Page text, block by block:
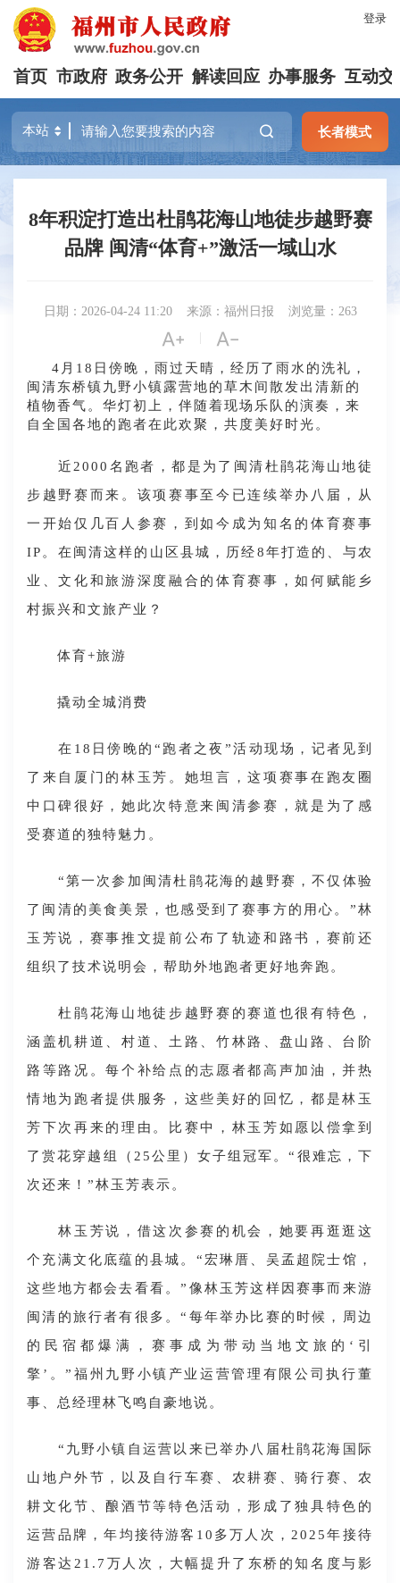
登录
首页 市政府 政务公开 解读回应 办事服务 互动交
长者模式
8年积淀打造出杜鹃花海山地徒步越野赛
品牌 闽清“体育+”激活一域山水
日期：2026-04-24 11:20 来源：福州日报 浏览量：263
 | 
4月18日傍晚，雨过天晴，经历了雨水的洗礼，
闽清东桥镇九野小镇露营地的草木间散发出清新的
植物香气。华灯初上，伴随着现场乐队的演奏，来
自全国各地的跑者在此欢聚，共度美好时光。
近2000名跑者，都是为了闽清杜鹃花海山地徒
步越野赛而来。该项赛事至今已连续举办八届，从
一开始仅几百人参赛，到如今成为知名的体育赛事
IP。在闽清这样的山区县城，历经8年打造的、与农
业、文化和旅游深度融合的体育赛事，如何赋能乡
村振兴和文旅产业？
体育+旅游
撬动全城消费
在18日傍晚的“跑者之夜”活动现场，记者见到
了来自厦门的林玉芳。她坦言，这项赛事在跑友圈
中口碑很好，她此次特意来闽清参赛，就是为了感
受赛道的独特魅力。
“第一次参加闽清杜鹃花海的越野赛，不仅体验
了闽清的美食美景，也感受到了赛事方的用心。”林
玉芳说，赛事推文提前公布了轨迹和路书，赛前还
组织了技术说明会，帮助外地跑者更好地奔跑。
杜鹃花海山地徒步越野赛的赛道也很有特色，
涵盖机耕道、村道、土路、竹林路、盘山路、台阶
路等路况。每个补给点的志愿者都高声加油，并热
情地为跑者提供服务，这些美好的回忆，都是林玉
芳下次再来的理由。比赛中，林玉芳如愿以偿拿到
了赏花穿越组（25公里）女子组冠军。“很难忘，下
次还来！”林玉芳表示。
林玉芳说，借这次参赛的机会，她要再逛逛这
个充满文化底蕴的县城。“宏琳厝、吴孟超院士馆，
这些地方都会去看看。”像林玉芳这样因赛事而来游
闽清的旅行者有很多。“每年举办比赛的时候，周边
的民宿都爆满，赛事成为带动当地文旅的‘引
擎’。”福州九野小镇产业运营管理有限公司执行董
事、总经理林飞鸣自豪地说。
“九野小镇自运营以来已举办八届杜鹃花海国际
山地户外节，以及自行车赛、农耕赛、骑行赛、农
耕文化节、酿酒节等特色活动，形成了独具特色的
运营品牌，年均接待游客10多万人次，2025年接待
游客达21.7万人次，大幅提升了东桥的知名度与影